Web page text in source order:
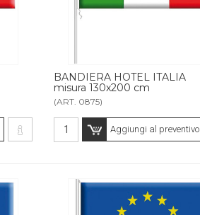
BANDIERA HOTEL ITALIA
misura 130x200 cm
(ART. 0875)
Aggiungi al preventivo